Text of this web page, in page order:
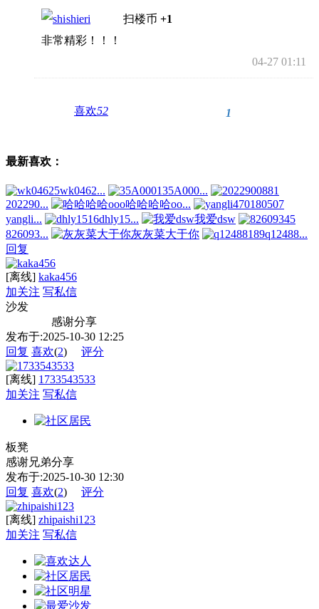
shieri 扫楼币 +1
非常精彩！！！
04-27 01:11
喜欢52 1
最新喜欢：
wk0462...
35A000...
202290...
哈哈哈哈oo...
yangli...
dhly15...
我爱dsw
826093...
灰灰菜大于你
q12488...
回复
[离线] kaka456
加关注 写私信
沙发
感谢分享
发布于:2025-10-30 12:25
回复 喜欢(2) 评分
[离线] 1733543533
加关注 写私信
板凳
感谢兄弟分享
发布于:2025-10-30 12:30
回复 喜欢(2) 评分
[离线] zhipaishi123
加关注 写私信